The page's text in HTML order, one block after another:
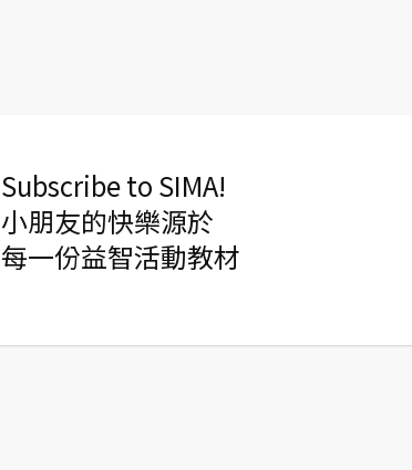
Subscribe to SIMA!
小朋友的快樂源於
每一份益智活動教材